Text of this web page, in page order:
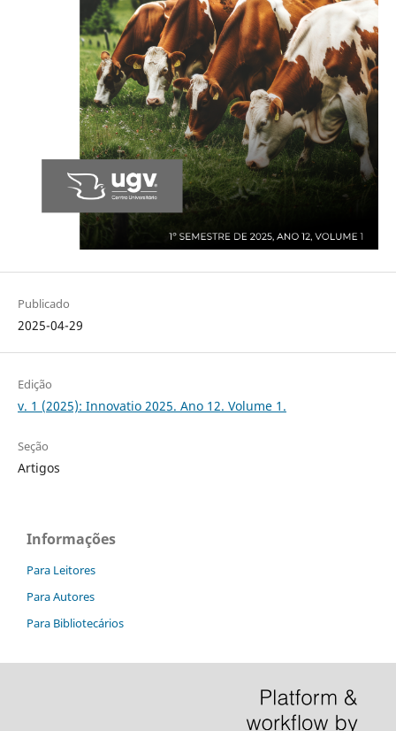
Publicado
2025-04-29
Edição
v. 1 (2025): Innovatio 2025. Ano 12. Volume 1.
Seção
Artigos
Informações
Para Leitores
Para Autores
Para Bibliotecários